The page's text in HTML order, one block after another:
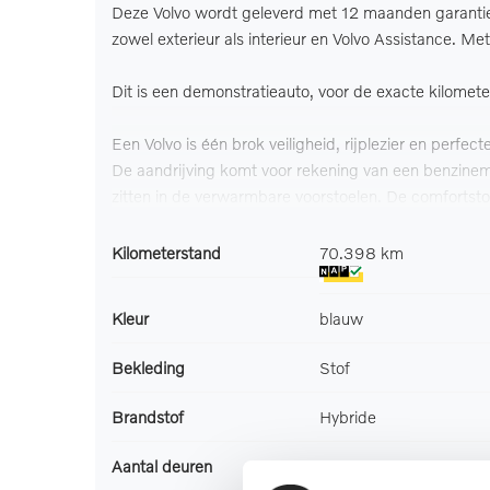
Deze Volvo wordt geleverd met 12 maanden
zowel exterieur als interieur en Volvo Assistance.
Dit is een demonstratieauto, voor de exacte
Een Volvo is één brok veiligheid, rijplezier en
De aandrijving komt voor rekening van een
zitten in de verwarmbare voorstoelen. De
koplampen, in delen neerklapbare achterbank,
Het digitale dashboard is een perfecte bijrijder.
snelheid vast en houdt afstand tot het voertuig voor
Handig en veilig: Connected Services. Alle vitale
ook in deze auto kunt vinden zijn Harman Kardon-
verkeer waarschuwing, kruisend verkeer detectie
Kilometerstand 70.398 km
Kleur blauw
Bekleding Stof
Brandstof Hybride
Aantal deuren